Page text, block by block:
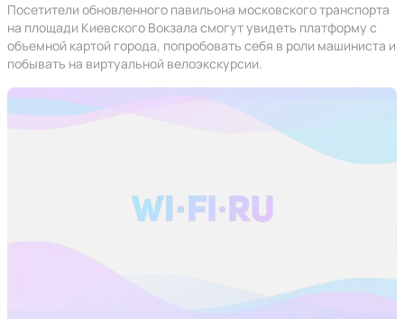
Посетители обновленного павильона московского транспорта
на площади Киевского Вокзала смогут увидеть платформу с
объемной картой города, попробовать себя в роли машиниста и
побывать на виртуальной велоэкскурсии.